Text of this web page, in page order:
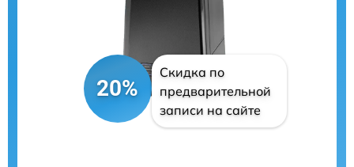
20%
Скидка по
предварительной
записи на сайте